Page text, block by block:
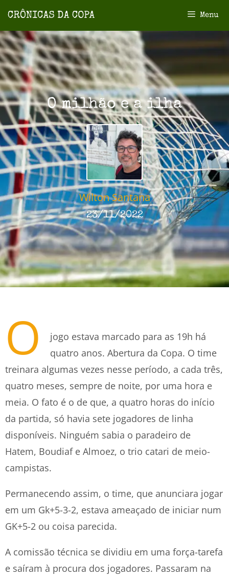
Menu
O milhão e a ilha
Wilton Santana
23/11/2022
O
jogo estava marcado para as 19h há
quatro anos. Abertura da Copa. O time
treinara algumas vezes nesse período, a cada três,
quatro meses, sempre de noite, por uma hora e
meia. O fato é o de que, a quatro horas do início
da partida, só havia sete jogadores de linha
disponíveis. Ninguém sabia o paradeiro de
Hatem, Boudiaf e Almoez, o trio catari de meio-
campistas.
Permanecendo assim, o time, que anunciara jogar
em um Gk+5-3-2, estava ameaçado de iniciar num
GK+5-2 ou coisa parecida.
A comissão técnica se dividiu em uma força-tarefa
e saíram à procura dos jogadores. Passaram na